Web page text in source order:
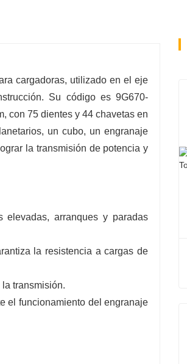
cargadoras, utilizado en el eje
Su código es 9G670-
con 75 dientes y 44 chavetas en
un cubo, un engranaje
la transmisión de potencia y
arranques y paradas
la resistencia a cargas de
transmisión.
el funcionamiento del engranaje